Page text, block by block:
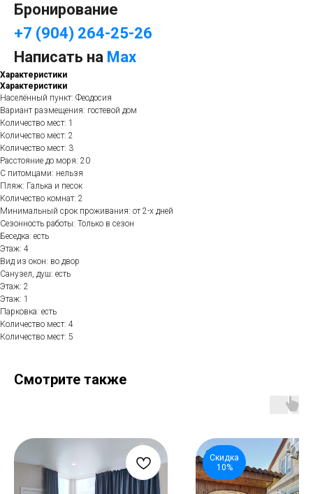
Бронирование
+7 (904) 264-25-26
Написать на Max
Характеристики
Характеристики
Населённый пункт: Феодосия
Вариант размещения: гостевой дом
Количество мест: 1
Количество мест: 2
Количество мест: 3
Расстояние до моря: 20
С питомцами: нельзя
Пляж: Галька и песок
Количество комнат: 2
Минимальный срок проживания: от 2-х дней
Сезонность работы: Только в сезон
Беседка: есть
Этаж: 4
Вид из окон: во двор
Санузел, душ: есть
Этаж: 2
Этаж: 1
Парковка: есть
Количество мест: 4
Количество мест: 5
Смотрите также
Скидка
10%